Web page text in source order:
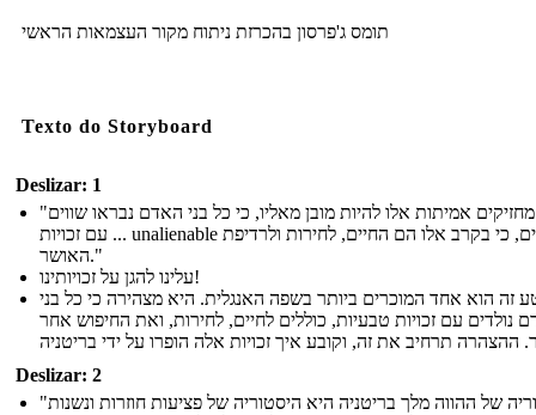
תומס ג'פרסון בהכרזת ניתוח מקור העצמאות הראשי
Texto do Storyboard
Deslizar: 1
"אנחנו מחזיקים אמיתות אלו להיות מובן מאליו, כי כל בני האדם נבראו שווים
... עם זכויות unalienable מסוימים, כי בקרב אלו הם החיים, לחירות ולרדיפת
האושר."
עלינו להגן על זכויותינו!
זה הוא אחד המוכרים ביותר בשפה האנגלית. היא מצהירה כי כל בני
נולדים עם זכויות טבעיות, כוללים לחיים, לחירות, ואת החיפוש אחר
Deslizar: 2
"ההיסטוריה של ההווה מלך בריטניה היא היסטוריה של פציעות חוזרות ונשנות